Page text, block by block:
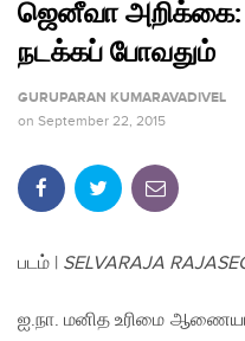
ஜெனீவா
நடக்கப் போவதும்
GURUPARAN KUMARAVADIVEL
on September 22, 2015
படம் | SELVARAJA
ஐ.நா. மனித உரிமை